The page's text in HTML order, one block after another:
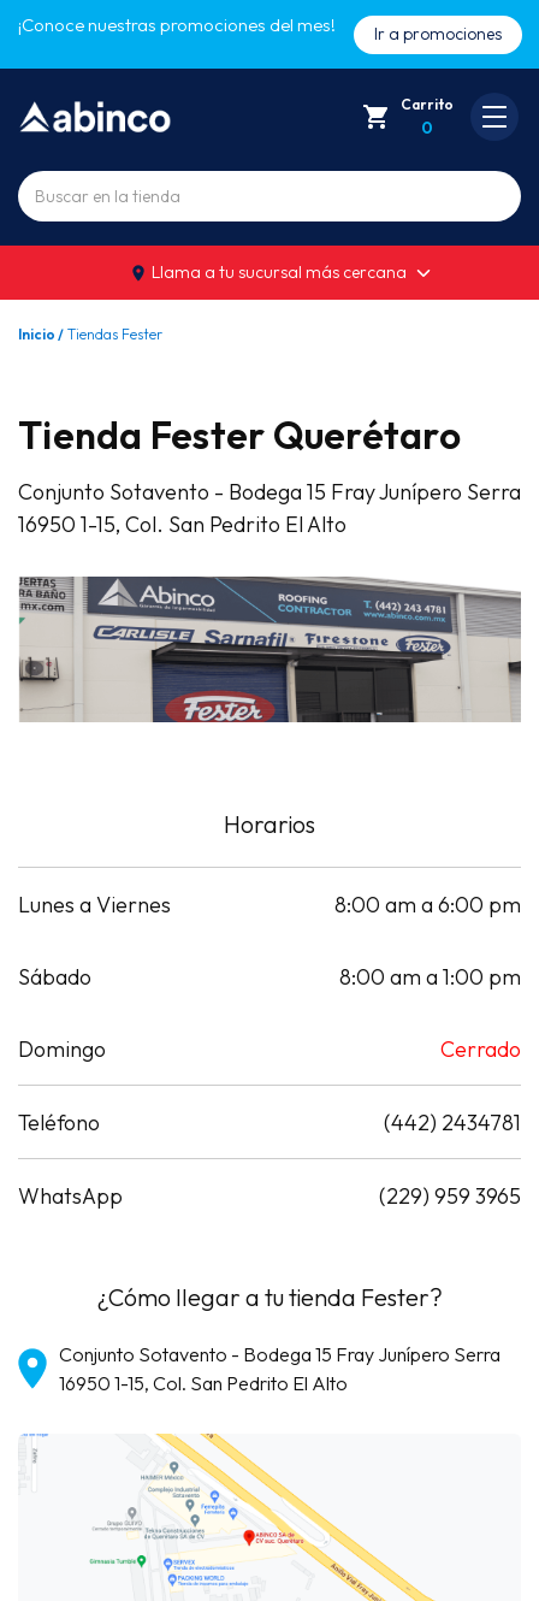
¡Conoce nuestras promociones del mes! Ir a promociones
Buscar
Carrito
0
Llama a tu sucursal más cercana
Inicio / Tiendas Fester
Tienda Fester Querétaro
Conjunto Sotavento - Bodega 15 Fray Junípero Serra
16950 1-15, Col. San Pedrito El Alto
Horarios
Lunes a Viernes 8:00 am a 6:00 pm
Sábado 8:00 am a 1:00 pm
Domingo Cerrado
Teléfono (442) 2434781
WhatsApp (229) 959 3965
¿Cómo llegar a tu tienda Fester?
Conjunto Sotavento - Bodega 15 Fray Junípero Serra
16950 1-15, Col. San Pedrito El Alto